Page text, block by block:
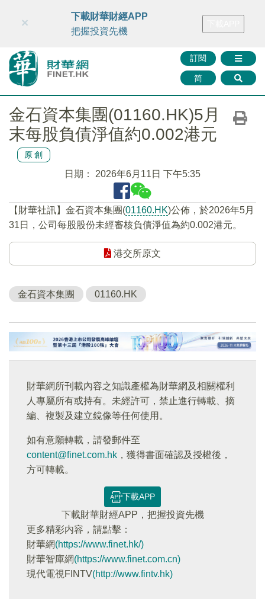
財華智庫網 FINTV FINMETA 財華證券 媒體矩陣
訂閱
简
×
下載財華財經APP
把握投資先機
金石資本集團(01160.HK)5月
末每股負債淨值約0.002港元
原創
日期： 2026年6月11日 下午5:35
【財華社訊】金石資本集團(01160.HK)公佈，於2026年5月
31日，公司每股股份未經審核負債淨值為約0.002港元。
港交所原文
金石資本集團 01160.HK
財華網所刊載內容之知識產權為財華網及相關權利
人專屬所有或持有。未經許可，禁止進行轉載、摘
編、複製及建立鏡像等任何使用。
如有意願轉載，請發郵件至
content@finet.com.hk ，獲得書面確認及授權後，
方可轉載。
下載APP
下載財華財經APP，把握投資先機
更多精彩内容，請點擊：
財華網(https://www.finet.hk/)
財華智庫網(https://www.finet.com.cn)
現代電視FINTV(http://www.fintv.hk)